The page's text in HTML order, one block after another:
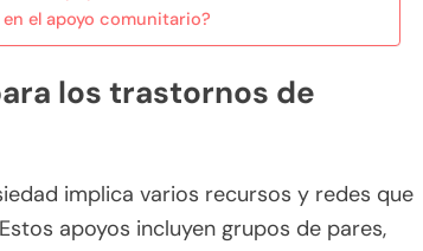
el apoyo comunitario?
los trastornos de
implica varios recursos y redes que
apoyos incluyen grupos de pares,